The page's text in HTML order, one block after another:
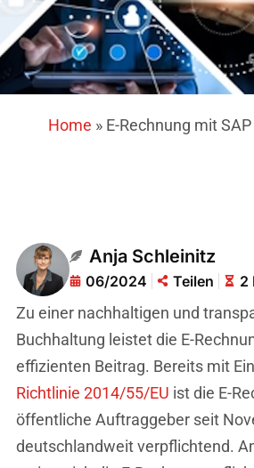
Home » E-Rechnung mit
Anja Schleinitz
06/2024 Teilen 2
Zu einer nachhaltigen und
Buchhaltung leistet die E-
effizienten Beitrag. Bereits mit
Richtlinie 2014/55/EU ist die E-
öffentliche Auftraggeber seit
deutschlandweit verpflichtend.